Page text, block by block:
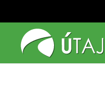
Fő tartalom átugrása